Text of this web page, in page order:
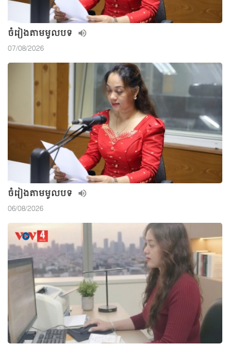
ចំរៀងតាមមូលបទ
07/08/2026
ចំរៀងតាមមូលបទ
06/08/2026